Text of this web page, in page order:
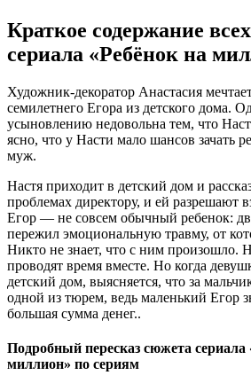
Краткое содержание
сериала «Ребёнок на
Художник-декоратор Анастасия
семилетнего Егора из детского дома.
усыновлению недовольна тем, что
ясно, что у Насти мало шансов зачать
муж.
Настя приходит в детский дом и
проблемах директору, и ей разрешают
Егор — не совсем обычный ребенок:
пережил эмоциональную травму, от
Никто не знает, что с ним произошло.
проводят время вместе. Но когда
детский дом, выясняется, что за
одной из тюрем, ведь маленький Егор
большая сумма денег..
Подробный пересказ сюжета сериала
миллион» по сериям